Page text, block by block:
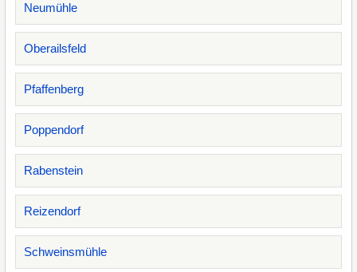
Neumühle
Oberailsfeld
Pfaffenberg
Poppendorf
Rabenstein
Reizendorf
Schweinsmühle